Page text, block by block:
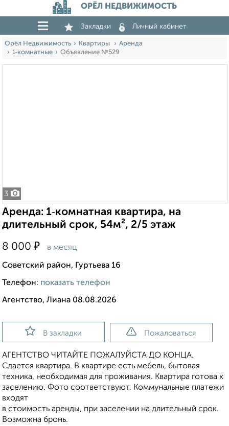
ОРЁЛ НЕДВИЖИМОСТЬ
Закладки Личный кабинет
Орёл Недвижимость Квартиры
Аренда
1‑комнатные
Объявление №529
3
Аренда: 1‑комнатная квартира, на
длительный срок, 54м², 2/5 этаж
8 000 ₽ в месяц
Советский район, Гуртьева 16
Телефон: показать телефон
Агентство, Лиана 08.08.2026
В закладки Пожаловаться
АГЕНТСТВО ЧИТАЙТЕ ПОЖАЛУЙСТА ДО КОНЦА.
Сдается квартира. В квартире есть мебель, бытовая
техника, необходимая для проживания. Квартира готова к
заселению. Фото соответствуют. Коммунальные платежи
входят
в стоимость аренды, при заселении на длительный срок.
Возможна бронь.